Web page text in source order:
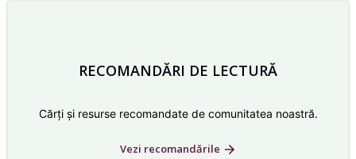
RECOMANDĂRI DE LECTURĂ
Cărți și resurse recomandate de comunitatea noastră.
Vezi recomandările